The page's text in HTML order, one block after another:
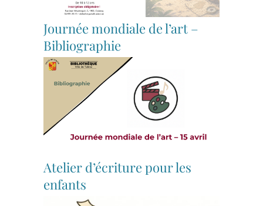
Journée mondiale de l’art –
Bibliographie
Atelier d’écriture pour les
enfants